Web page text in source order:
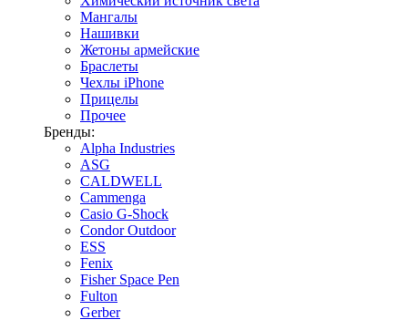
Мангалы
Нашивки
Жетоны армейские
Браслеты
Чехлы iPhone
Прицелы
Прочее
Бренды:
Alpha Industries
ASG
CALDWELL
Cammenga
Casio G-Shock
Condor Outdoor
ESS
Fenix
Fisher Space Pen
Fulton
Gerber